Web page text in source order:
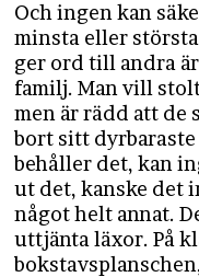
Och ingen kan
minsta eller
ger ord till andra
familj. Man vill
men är rädd att de
bort sitt dyrbaraste
behåller det, kan
ut det, kanske det
något helt annat.
uttjänta läxor. På